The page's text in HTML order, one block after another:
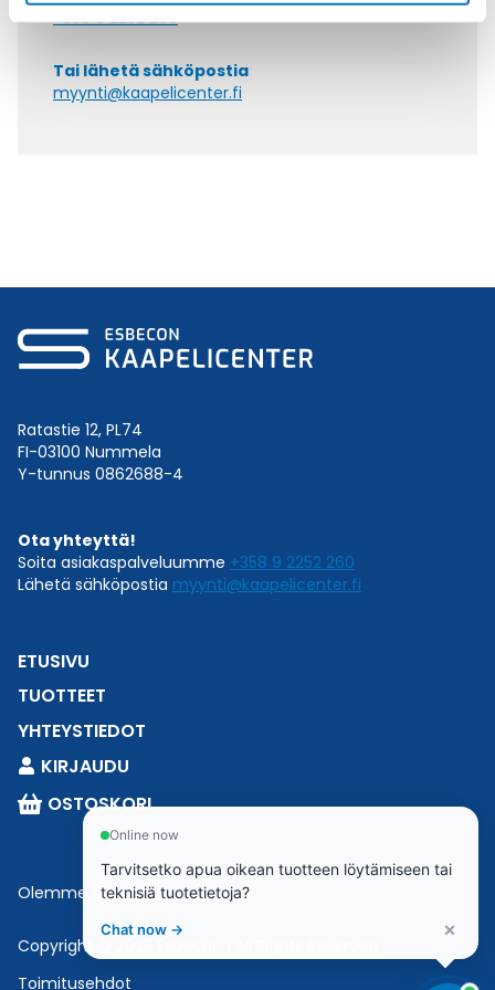
+358 9 2252 260
Tai lähetä sähköpostia
myynti@kaapelicenter.fi
Ratastie 12, PL74
FI-03100 Nummela
Y-tunnus 0862688-4
Ota yhteyttä!
Soita asiakaspalveluumme +358 9 2252 260
Lähetä sähköpostia myynti@kaapelicenter.fi
ETUSIVU
TUOTTEET
YHTEYSTIEDOT
KIRJAUDU
OSTOSKORI
Olemme osaEsbeconia.
Copyright © 2023 Esbecon | All Rights Reserved
Toimitusehdot
Online now
Tarvitsetko apua oikean tuotteen löytämiseen tai
teknisiä tuotetietoja?
Chat now → ×